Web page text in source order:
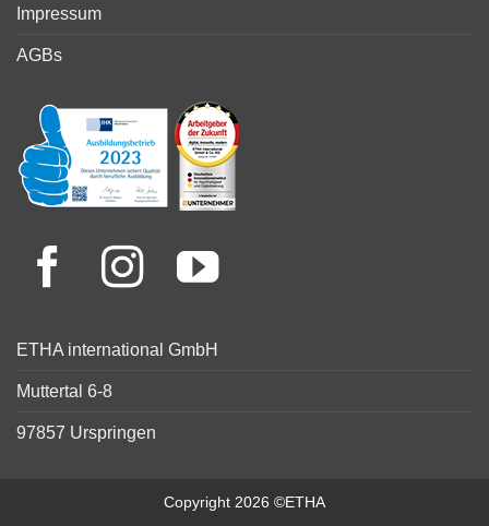
Impressum
AGBs
ETHA international GmbH
Muttertal 6-8
97857 Urspringen
Copyright 2026 ©ETHA